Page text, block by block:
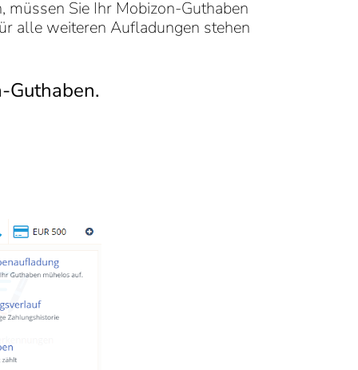
müssen Sie Ihr Mobizon-Guthaben
alle weiteren Aufladungen stehen
Guthaben.